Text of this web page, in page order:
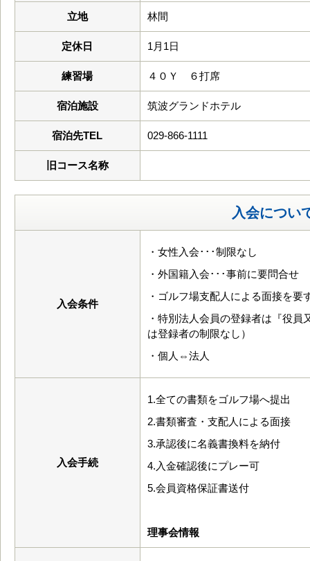
立地 林間
定休日 1月1日
練習場 ４０Ｙ ６打席
宿泊施設 筑波グランドホテル
宿泊先TEL 029-866-1111
旧コース名称
入会につい
入会条件
・女性入会･･･制限なし
・外国籍入会･･･事前に要問合せ
・ゴルフ場支配人による面接を
・特別法人会員の登録者は『役
は登録者の制限なし）
・個人⇔法人
入会手続
1.全ての書類をゴルフ場へ提出
2.書類審査・支配人による面接
3.承認後に名義書換料を納付
4.入金確認後にプレー可
5.会員資格保証書送付
理事会情報